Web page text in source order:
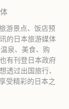
游景点、饭店预
的日本旅游媒体
泉、美食、购
有刊登日本政府
透过出国旅行、
受精彩的日本之